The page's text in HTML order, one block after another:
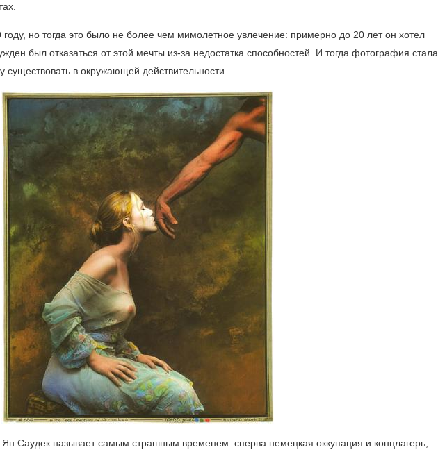
но тогда это было не более чем мимолетное увлечение: примерно до 20 лет он хотел
был отказаться от этой мечты из-за недостатка способностей. И тогда фотография стала
в окружающей действительности.
Саудек называет самым страшным временем: сперва немецкая оккупация и концлагерь,